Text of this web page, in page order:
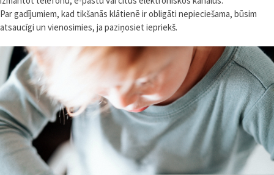
Pieklājība ir labsirdība sīkumos.
Par gadījumiem, kad tikšanās klātienē ir obligāti nepieciešama, būsim
atsaucīgi un vienosimies, ja paziņosiet iepriekš.